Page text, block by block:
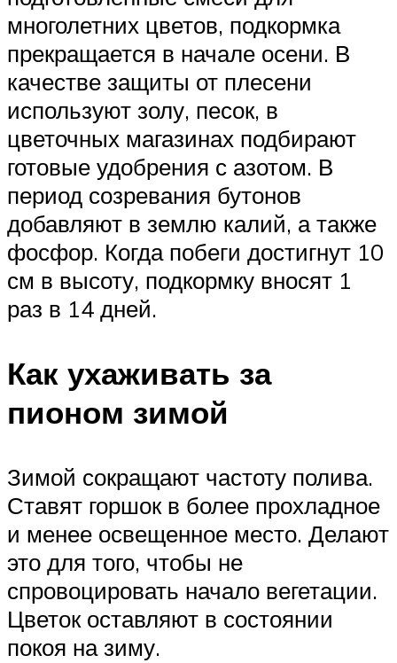
многолетних цветов, подкормка
прекращается в начале осени. В
качестве защиты от плесени
используют золу, песок, в
цветочных магазинах подбирают
готовые удобрения с азотом. В
период созревания бутонов
добавляют в землю калий, а также
фосфор. Когда побеги достигнут 10
см в высоту, подкормку вносят 1
раз в 14 дней.
Как ухаживать за
пионом зимой
Зимой сокращают частоту полива.
Ставят горшок в более прохладное
и менее освещенное место. Делают
это для того, чтобы не
спровоцировать начало вегетации.
Цветок оставляют в состоянии
покоя на зиму.